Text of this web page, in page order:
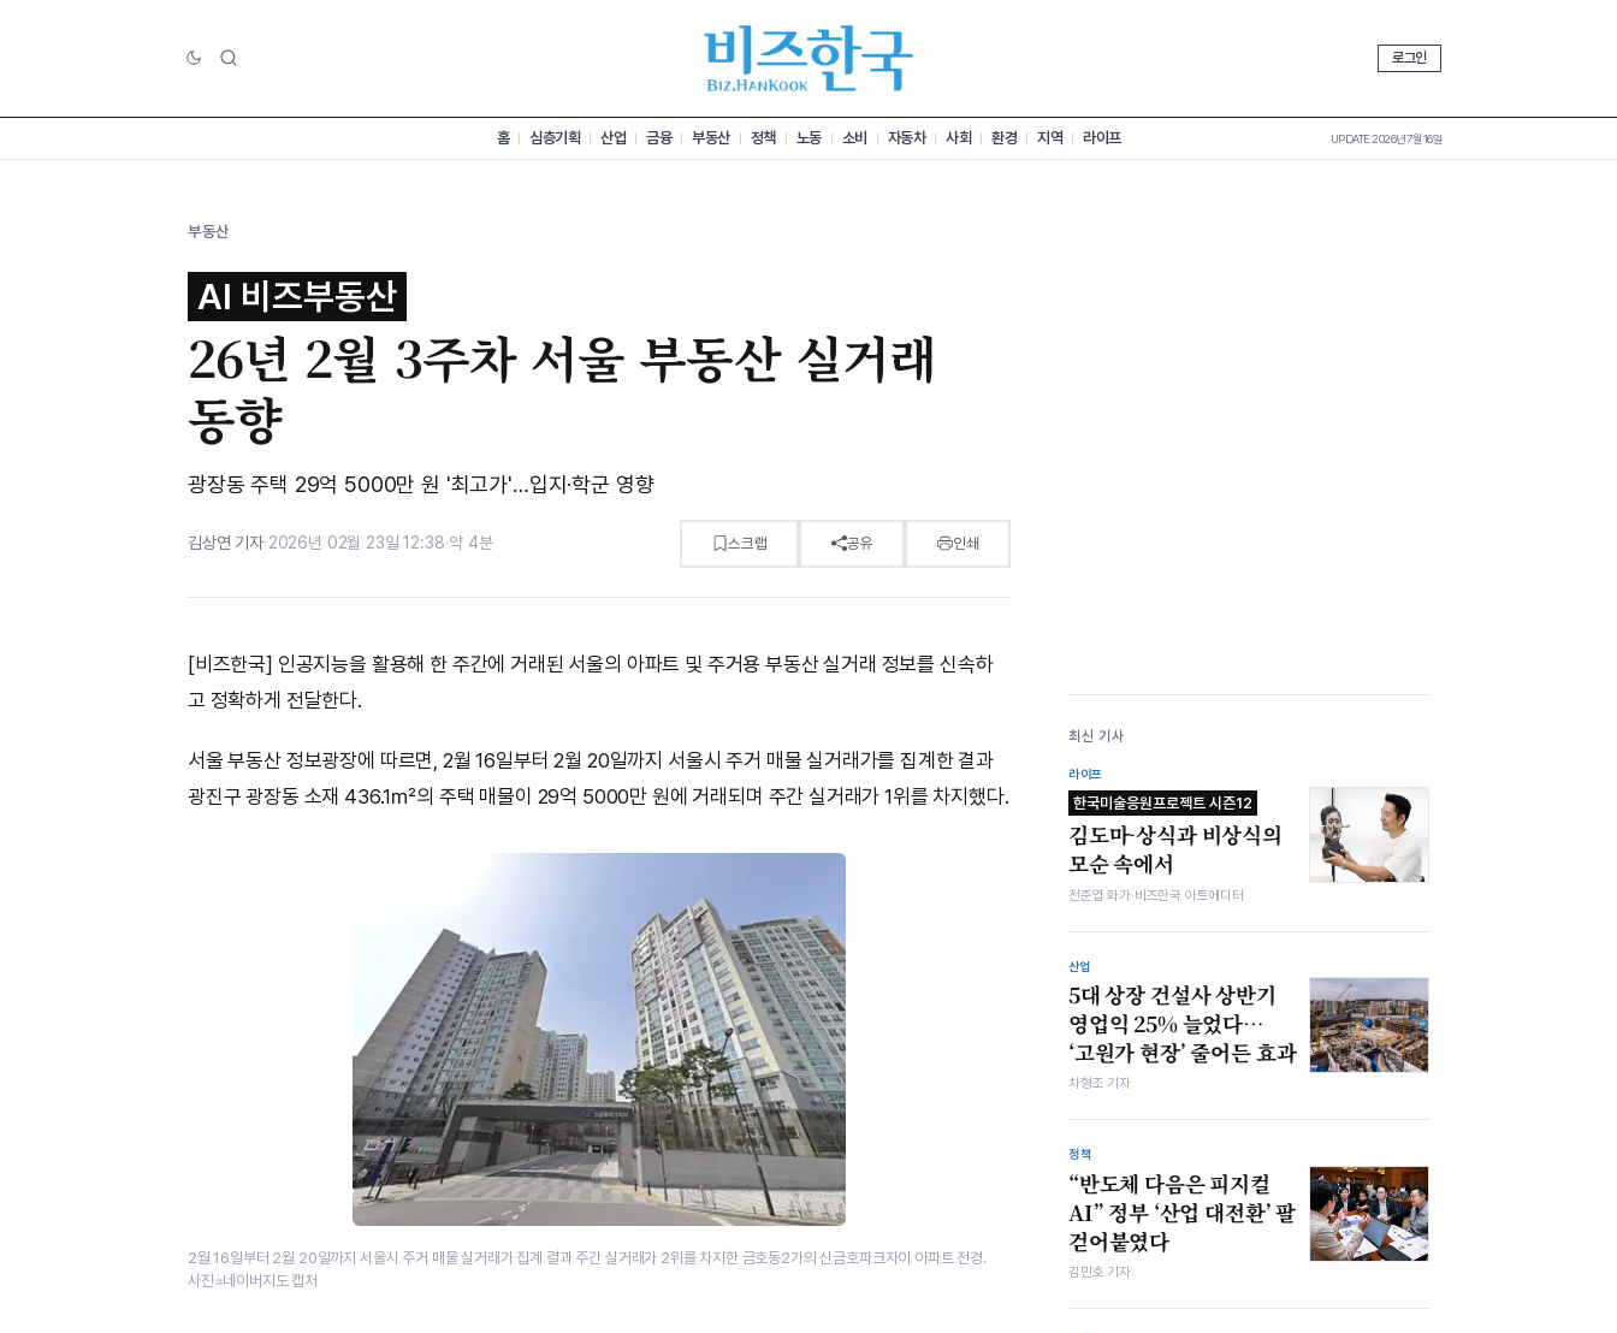
로그인
홈 심층기획 산업 금융 부동산 정책 노동 소비 자동차 사회 환경 지역 라이프 UPDATE 2026년 7월 16일
부동산
AI 비즈부동산
26년 2월 3주차 서울 부동산 실거래
동향
광장동 주택 29억 5000만 원 '최고가'…입지·학군 영향
김상연 기자·2026년 02월 23일 12:38·약 4분 스크랩 공유 인쇄
[비즈한국] 인공지능을 활용해 한 주간에 거래된 서울의 아파트 및 주거용 부동산 실거래 정보를 신속하
고 정확하게 전달한다.
서울 부동산 정보광장에 따르면, 2월 16일부터 2월 20일까지 서울시 주거 매물 실거래가를 집계한 결과
광진구 광장동 소재 436.1㎡의 주택 매물이 29억 5000만 원에 거래되며 주간 실거래가 1위를 차지했다.
2월 16일부터 2월 20일까지 서울시 주거 매물 실거래가 집계 결과 주간 실거래가 2위를 차지한 금호동2가의 신금호파크자이 아파트 전경.
사진=네이버지도 캡처
최신 기사
라이프
한국미술응원프로젝트 시즌12
김도마-상식과 비상식의
모순 속에서
전준엽 화가·비즈한국 아트에디터
산업
5대 상장 건설사 상반기
영업익 25% 늘었다…
‘고원가 현장’ 줄어든 효과
차형조 기자
정책
“반도체 다음은 피지컬
AI” 정부 ‘산업 대전환’ 팔
걷어붙였다
김민호 기자